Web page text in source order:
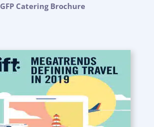
GFP Catering Brochure